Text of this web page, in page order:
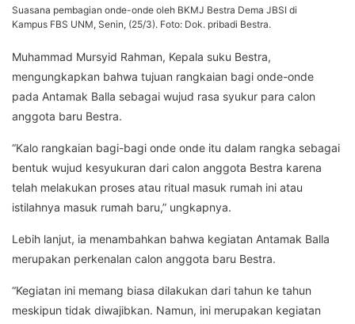
Suasana pembagian onde-onde oleh BKMJ Bestra Dema JBSI di
Kampus FBS UNM, Senin, (25/3). Foto: Dok. pribadi Bestra.
Muhammad Mursyid Rahman, Kepala suku Bestra,
mengungkapkan bahwa tujuan rangkaian bagi onde-onde
pada Antamak Balla sebagai wujud rasa syukur para calon
anggota baru Bestra.
“Kalo rangkaian bagi-bagi onde onde itu dalam rangka sebagai
bentuk wujud kesyukuran dari calon anggota Bestra karena
telah melakukan proses atau ritual masuk rumah ini atau
istilahnya masuk rumah baru,” ungkapnya.
Lebih lanjut, ia menambahkan bahwa kegiatan Antamak Balla
merupakan perkenalan calon anggota baru Bestra.
“Kegiatan ini memang biasa dilakukan dari tahun ke tahun
meskipun tidak diwajibkan. Namun, ini merupakan kegiatan